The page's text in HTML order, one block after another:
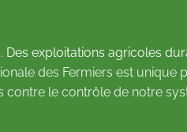
exploitations agricoles
des Fermiers est unique
le contrôle de notre